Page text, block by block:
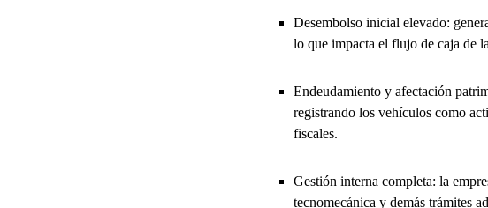
Desembolso inicial elevado:
lo que impacta el flujo de caja de
Endeudamiento y afectación
registrando los vehículos como
fiscales.
Gestión interna completa: la
tecnomecánica y demás trámites